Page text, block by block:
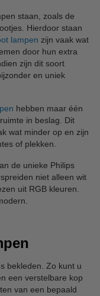
staan, zoals de
Hierdoor staan
lampen zijn vaak wat
door hun extra
zijn dit soort
en uniek
hebben maar één
in beslag. Dit
wat minder op en zijn
of plekken.
de unieke Philips
niet alleen wit
uit RGB kleuren.
bekleden. Zo kunt u
een verstelbare kop
van een bepaald